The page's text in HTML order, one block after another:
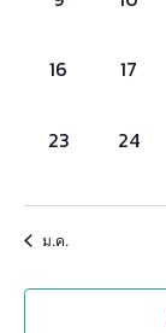
0
16
0
17
0
23
0
24
ม.ค.